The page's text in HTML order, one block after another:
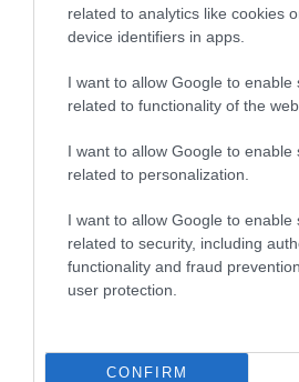
related to analytics like cookies
device identifiers in apps.
I want to allow Google to enable
related to functionality of the
I want to allow Google to enable
related to personalization.
I want to allow Google to enable
related to security, including
functionality and fraud
user protection.
CONFIRM
A MAGYAR SZÁRMAZÁSÚ
MÉRNÖK, AKINEK A
BOGÁRIG GURULTAK
2026.